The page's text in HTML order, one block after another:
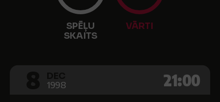
SPĒĻU
SKAITS
VĀRTI
1998 21:00